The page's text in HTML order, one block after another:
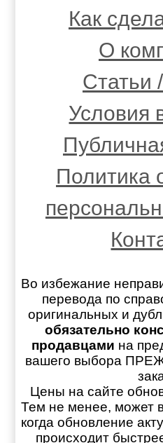
Как
О
Статьи
Условия
Политика
Во избежание
перевода по
оригинальных и
обязательно
продавцами на
вашего выбора
Цены на сайте
Тем не менее, может
когда обновление
происходит